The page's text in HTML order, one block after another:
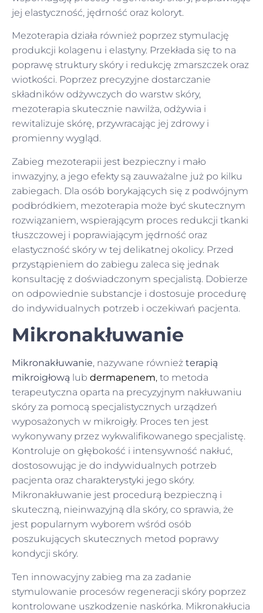
jej elastyczność, jędrność oraz koloryt.
Mezoterapia działa również poprzez stymulację
produkcji kolagenu i elastyny. Przekłada się to na
poprawę struktury skóry i redukcję zmarszczek oraz
wiotkości. Poprzez precyzyjne dostarczanie
składników odżywczych do warstw skóry,
mezoterapia skutecznie nawilża, odżywia i
rewitalizuje skórę, przywracając jej zdrowy i
promienny wygląd.
Zabieg mezoterapii jest bezpieczny i mało
inwazyjny, a jego efekty są zauważalne już po kilku
zabiegach. Dla osób borykających się z podwójnym
podbródkiem, mezoterapia może być skutecznym
rozwiązaniem, wspierającym proces redukcji tkanki
tłuszczowej i poprawiającym jędrność oraz
elastyczność skóry w tej delikatnej okolicy. Przed
przystąpieniem do zabiegu zaleca się jednak
konsultację z doświadczonym specjalistą. Dobierze
on odpowiednie substancje i dostosuje procedurę
do indywidualnych potrzeb i oczekiwań pacjenta.
Mikronakłuwanie
Mikronakłuwanie, nazywane również terapią
mikroigłową lub dermapenem, to metoda
terapeutyczna oparta na precyzyjnym nakłuwaniu
skóry za pomocą specjalistycznych urządzeń
wyposażonych w mikroigły. Proces ten jest
wykonywany przez wykwalifikowanego specjalistę.
Kontroluje on głębokość i intensywność nakłuć,
dostosowując je do indywidualnych potrzeb
pacjenta oraz charakterystyki jego skóry.
Mikronakłuwanie jest procedurą bezpieczną i
skuteczną, nieinwazyjną dla skóry, co sprawia, że
jest popularnym wyborem wśród osób
poszukujących skutecznych metod poprawy
kondycji skóry.
Ten innowacyjny zabieg ma za zadanie
stymulowanie procesów regeneracji skóry poprzez
kontrolowane uszkodzenie naskórka. Mikronakłucia